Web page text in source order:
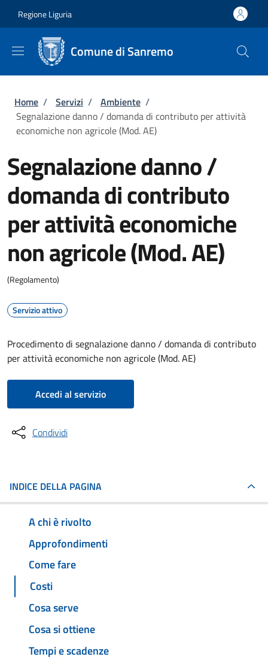
Regione Liguria
Comune di Sanremo
Briciole di pane
Home / Servizi / Ambiente /
Segnalazione danno / domanda di contributo per attività
economiche non agricole (Mod. AE)
Segnalazione danno /
domanda di contributo
per attività economiche
non agricole (Mod. AE)
(Regolamento)
Servizio attivo
Procedimento di segnalazione danno / domanda di contributo
per attività economiche non agricole (Mod. AE)
Accedi al servizio
Condividi
INDICE DELLA PAGINA
A chi è rivolto
Approfondimenti
Come fare
Costi
Cosa serve
Cosa si ottiene
Tempi e scadenze